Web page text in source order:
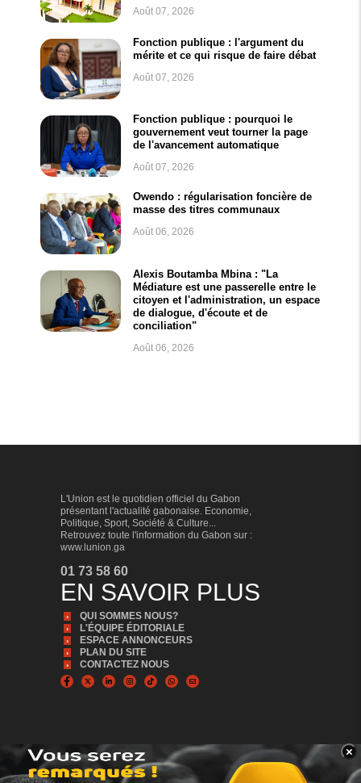
Août 07, 2026
Fonction publique : l'argument du
mérite et ce qui risque de faire débat
Août 07, 2026
Fonction publique : pourquoi le
gouvernement veut tourner la page
de l'avancement automatique
Août 07, 2026
Owendo : régularisation foncière de
masse des titres communaux
Août 06, 2026
Alexis Boutamba Mbina : "La
Médiature est une passerelle entre le
citoyen et l'administration, un espace
de dialogue, d'écoute et de
conciliation"
Août 06, 2026
BANNER_BAS
×
L'Union est le quotidien officiel du Gabon
présentant l'actualité gabonaise. Economie,
Politique, Sport, Société & Culture...
Retrouvez toute l'information du Gabon sur :
www.lunion.ga
01 73 58 60
EN SAVOIR PLUS
QUI SOMMES NOUS?
L'ÉQUIPE ÉDITORIALE
ESPACE ANNONCEURS
PLAN DU SITE
CONTACTEZ NOUS
© Copyright 2024, Tous droits réservés | L'Union est édité par la Sonapresse